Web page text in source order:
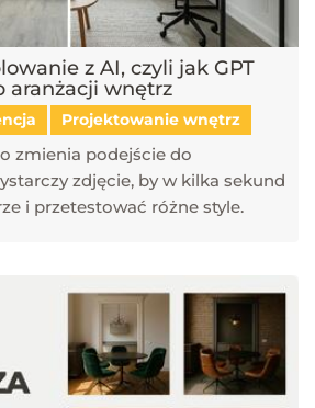
z AI, czyli jak GPT
aranżacji wnętrz
Projektowanie wnętrz
zmienia podejście do
zdjęcie, by w kilka sekund
i przetestować różne style.